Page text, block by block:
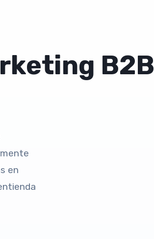
B2B
en